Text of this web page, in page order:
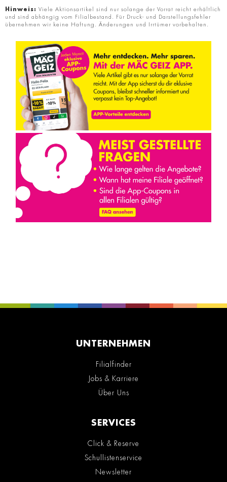
Hinweis: Viele Aktionsartikel sind nur solange der Vorrat reicht erhältlich
und sind abhängig vom Filialbestand. Für Druck- und Darstellungsfehler
übernehmen wir keine Haftung. Änderungen und Irrtümer vorbehalten.
UNTERNEHMEN
Filialfinder
Jobs & Karriere
Über Uns
SERVICES
Click & Reserve
Schullistenservice
Newsletter